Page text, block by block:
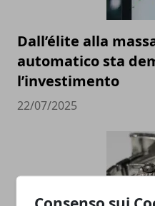
Dall’élite alla
automatico sta
l’investimento
22/07/2025